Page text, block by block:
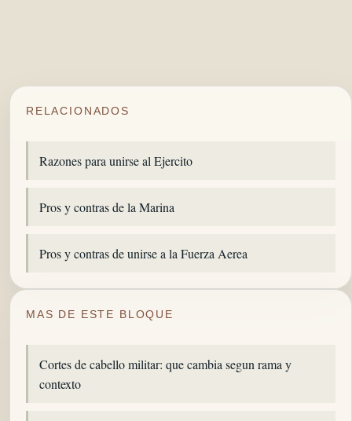
RELACIONADOS
Razones para unirse al Ejercito
Pros y contras de la Marina
Pros y contras de unirse a la Fuerza Aerea
MAS DE ESTE BLOQUE
Cortes de cabello militar: que cambia segun rama y
contexto